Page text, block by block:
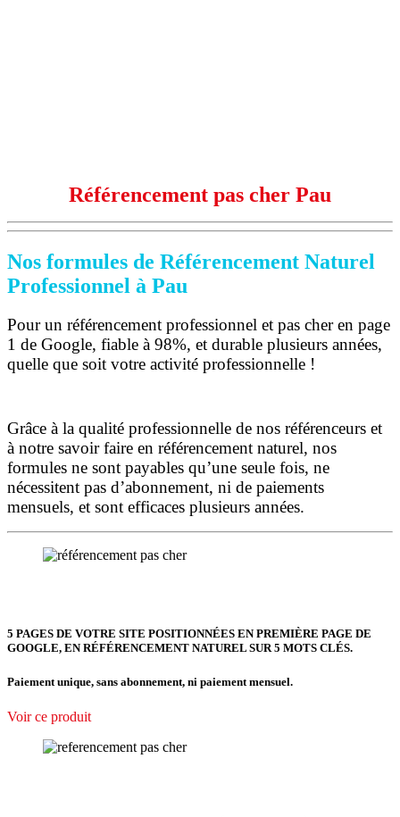
Référencement pas cher Pau
Nos formules de Référencement Naturel
Professionnel à Pau
Pour un référencement professionnel et pas cher en page
1 de Google, fiable à 98%, et durable plusieurs années,
quelle que soit votre activité professionnelle !
Grâce à la qualité professionnelle de nos référenceurs et
à notre savoir faire en référencement naturel, nos
formules ne sont payables qu’une seule fois, ne
nécessitent pas d’abonnement, ni de paiements
mensuels, et sont efficaces plusieurs années.
5 PAGES DE VOTRE SITE POSITIONNÉES EN PREMIÈRE PAGE DE
GOOGLE, EN RÉFÉRENCEMENT NATUREL SUR 5 MOTS CLÉS.
Paiement unique, sans abonnement, ni paiement mensuel.
Voir ce produit